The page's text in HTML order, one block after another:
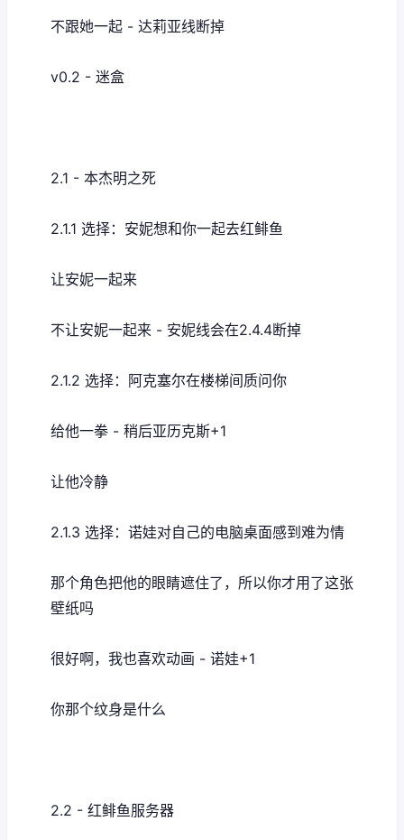
不跟她一起 - 达莉亚线断掉
v0.2 - 迷盒
2.1 - 本杰明之死
2.1.1 选择：安妮想和你一起去红鲱鱼
让安妮一起来
不让安妮一起来 - 安妮线会在2.4.4断掉
2.1.2 选择：阿克塞尔在楼梯间质问你
给他一拳 - 稍后亚历克斯+1
让他冷静
2.1.3 选择：诺娃对自己的电脑桌面感到难为情
那个角色把他的眼睛遮住了，所以你才用了这张
壁纸吗
很好啊，我也喜欢动画 - 诺娃+1
你那个纹身是什么
2.2 - 红鲱鱼服务器